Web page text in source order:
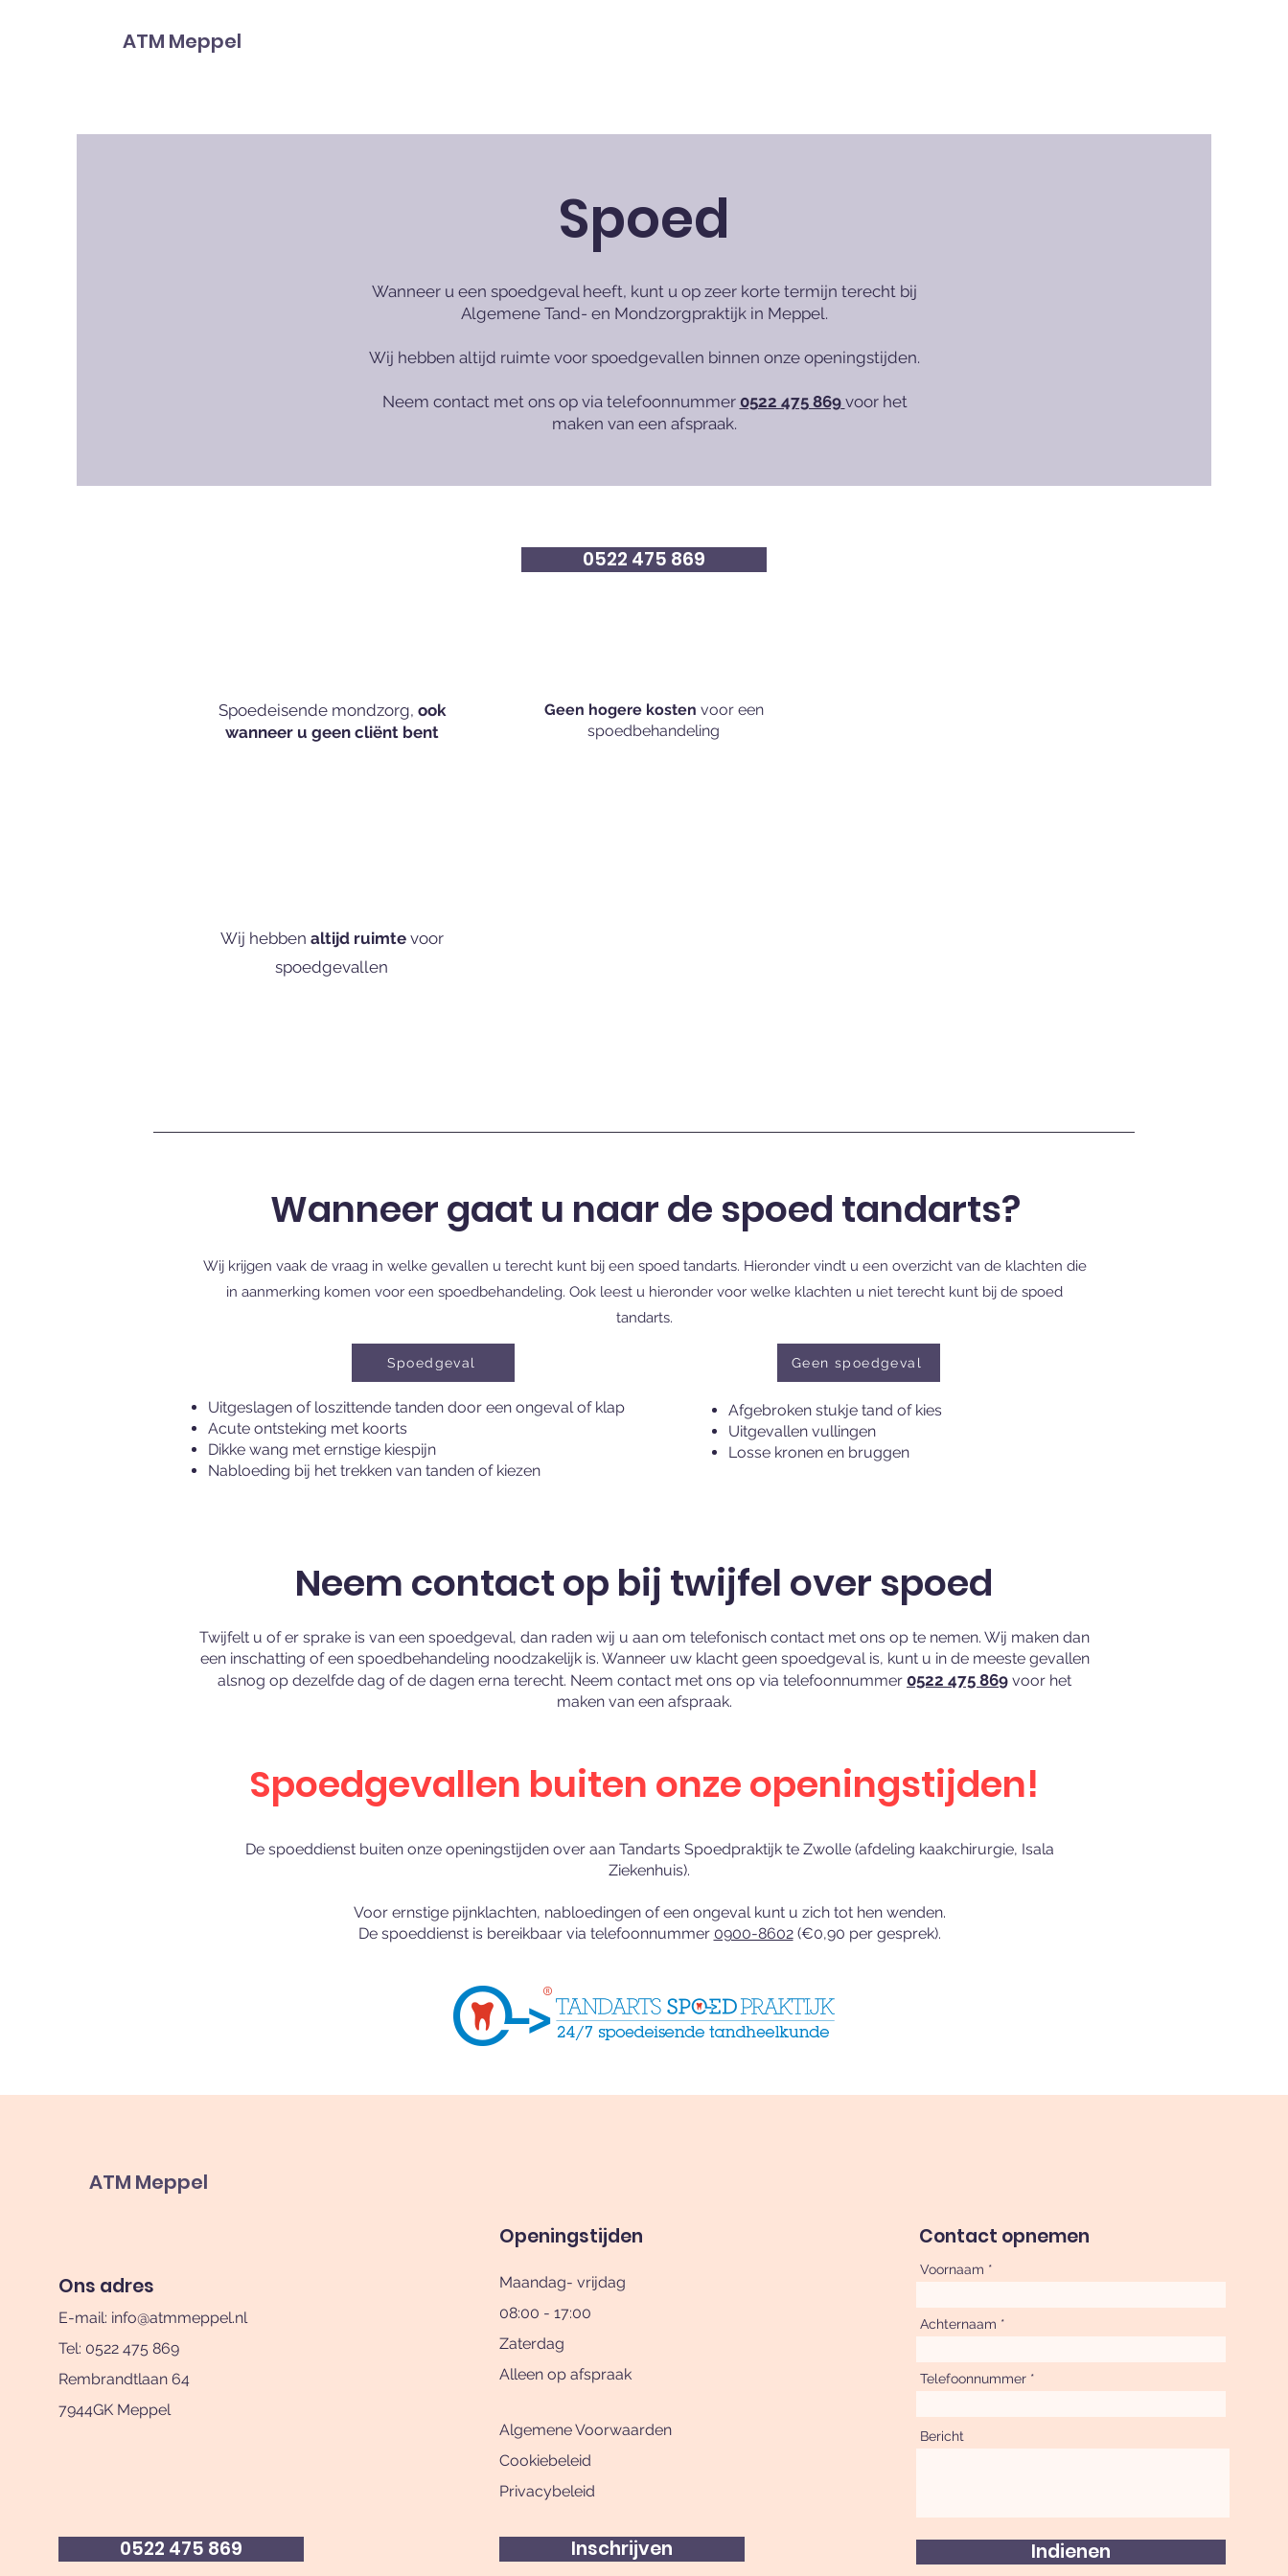
ATM Meppel
Spoed
Wanneer u een spoedgeval heeft, kunt u op zeer korte termijn terecht bij
Algemene Tand- en Mondzorgpraktijk in Meppel.
Wij hebben altijd ruimte voor spoedgevallen binnen onze openingstijden.
Neem contact met ons op via telefoonnummer 0522 475 869 voor het
maken van een afspraak.
0522 475 869
Spoedeisende mondzorg, ook
wanneer u geen cliënt bent
Geen hogere kosten voor een
spoedbehandeling
Wij hebben altijd ruimtevoor
spoedgevallen
Wanneer gaat u naar de spoed tandarts?
Wij krijgen vaak de vraag in welke gevallen u terecht kunt bij een spoed tandarts. Hieronder vindt u een overzicht van de klachten die
in aanmerking komen voor een spoedbehandeling. Ook leest u hieronder voor welke klachten u niet terecht kunt bij de spoed
tandarts.
Spoedgeval
Uitgeslagen of loszittende tanden door een ongeval of klap
Acute ontsteking met koorts
Dikke wang met ernstige kiespijn
Nabloeding bij het trekken van tanden of kiezen
Geen spoedgeval
Afgebroken stukje tand of kies
Uitgevallen vullingen
Losse kronen en bruggen
Neem contact op bij twijfel over spoed
Twijfelt u of er sprake is van een spoedgeval, dan raden wij u aan om telefonisch contact met ons op te nemen. Wij maken dan
een inschatting of een spoedbehandeling noodzakelijk is. Wanneer uw klacht geen spoedgeval is, kunt u in de meeste gevallen
alsnog op dezelfde dag of de dagen erna terecht. Neem contact met ons op via telefoonnummer 0522 475 869 voor het
maken van een afspraak.
Spoedgevallen buiten onze openingstijden!
De spoeddienst buiten onze openingstijden over aan Tandarts Spoedpraktijk te Zwolle (afdeling kaakchirurgie, Isala
Ziekenhuis).
Voor ernstige pijnklachten, nabloedingen of een ongeval kunt u zich tot hen wenden.
De spoeddienst is bereikbaar via telefoonnummer 0900-8602(€0,90 per gesprek).
ATM Meppel
Ons adres
E-mail: info@atmmeppel.nl
Tel: 0522 475 869
Rembrandtlaan 64
7944GK Meppel
0522 475 869
Openingstijden
Maandag- vrijdag
08:00 - 17:00
Zaterdag
Alleen op afspraak
Algemene Voorwaarden
Cookiebeleid
Privacybeleid
Inschrijven
Contact opnemen
Voornaam
Achternaam
Telefoonnummer
Bericht
Indienen